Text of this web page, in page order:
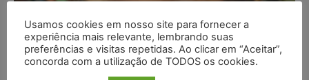
Usamos cookies em nosso site para fornecer a
experiência mais relevante, lembrando suas
preferências e visitas repetidas. Ao clicar em “Aceitar”,
concorda com a utilização de TODOS os cookies.